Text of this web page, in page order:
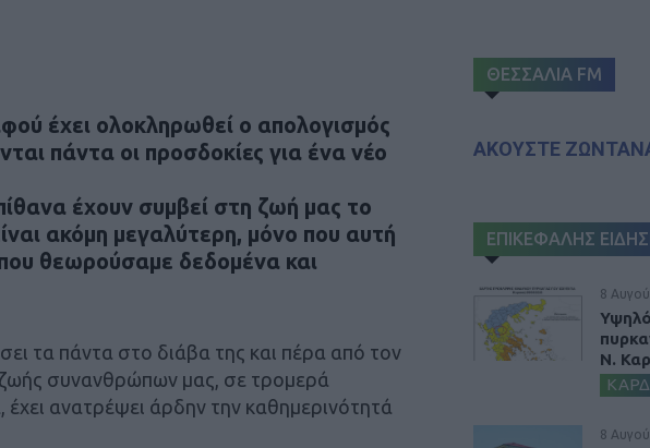
έχει ολοκληρωθεί ο απολογισμός
πάντα οι προσδοκίες για ένα νέο
έχουν συμβεί στη ζωή μας το
ακόμη μεγαλύτερη, μόνο που αυτή
θεωρούσαμε δεδομένα και
τα πάντα στο διάβα της και πέρα από τον
ζωής συνανθρώπων μας, σε τρομερά
έχει ανατρέψει άρδην την καθημερινότητά
ΘΕΣΣΑΛΙΑ FM
ΑΚΟΥΣΤΕ
ΕΠΙΚΕΦΑΛΗΣ
8
Ν.
8